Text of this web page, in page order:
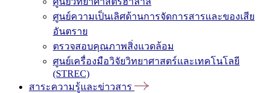
ศูนย์ความเป็นเลิศด้านการจัดการสารและของเสีย
อันตราย
ตรวจสอบคุณภาพสิ่งแวดล้อม
ศูนย์เครื่องมือวิจัยวิทยาศาสตร์และเทคโนโลยี
(STREC)
สาระความรู้และข่าวสาร